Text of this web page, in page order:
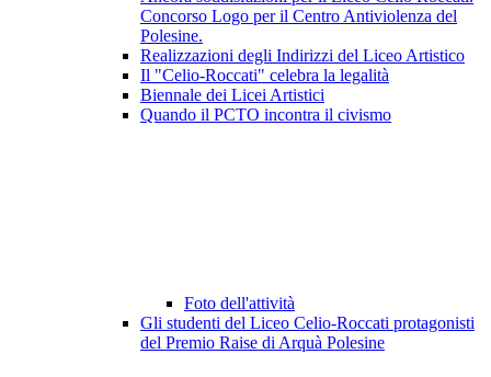
Concorso Logo per il Centro Antiviolenza del
Polesine.
Realizzazioni degli Indirizzi del Liceo Artistico
Il "Celio-Roccati" celebra la legalità
Biennale dei Licei Artistici
Quando il PCTO incontra il civismo
Foto dell'attività
Gli studenti del Liceo Celio-Roccati protagonisti
del Premio Raise di Arquà Polesine